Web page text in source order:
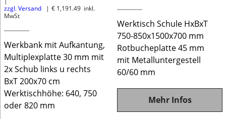
zzgl. Versand
€ 1,191.49 inkl.
MwSt
Werkbank mit Aufkantung,
Multiplexplatte 30 mm mit
2x Schub links u rechts
BxT 200x70 cm
Werktischhöhe: 640, 750
oder 820 mm
Werktisch Schule HxBxT
750-850x1500x700 mm
Rotbucheplatte 45 mm
mit Metalluntergestell
60/60 mm
Mehr Infos